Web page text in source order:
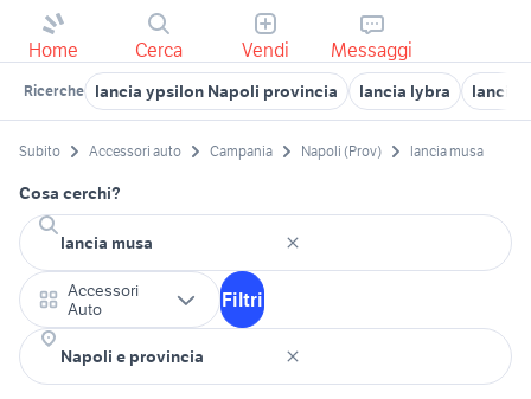
Home Cerca Vendi Messaggi
Ricerche lancia ypsilon Napoli provincia lancia lybra lancia
Subito Accessori auto Campania Napoli (Prov) lancia musa
Cosa cerchi?
Accessori
Auto
Filtri